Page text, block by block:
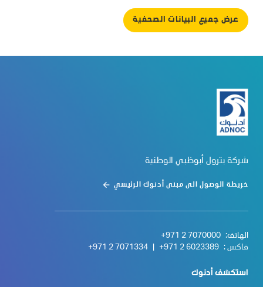
عرض جميع البيانات الصحفية
شركة بترول أبوظبي الوطنية
خريطة الوصول الى مبنى أدنوك الرئيسي
الهاتف: +971 2 7070000
فاكس : +971 2 6023389
+971 2 7071334
استكشف أدنوك